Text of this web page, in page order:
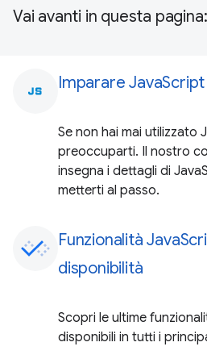
Vai avanti in questa pagina:
javascript Imparare JavaScript
Se non hai mai utilizzato
preoccuparti. Il nostro
insegna i dettagli di
metterti al passo.
Funzionalità
disponibilità
Scopri le ultime
disponibili in tutti i